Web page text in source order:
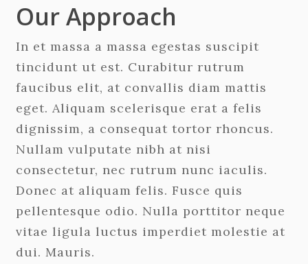
Our Approach
In et massa a massa egestas suscipit
tincidunt ut est. Curabitur rutrum
faucibus elit, at convallis diam mattis
eget. Aliquam scelerisque erat a felis
dignissim, a consequat tortor rhoncus.
Nullam vulputate nibh at nisi
consectetur, nec rutrum nunc iaculis.
Donec at aliquam felis. Fusce quis
pellentesque odio. Nulla porttitor neque
vitae ligula luctus imperdiet molestie at
dui. Mauris.